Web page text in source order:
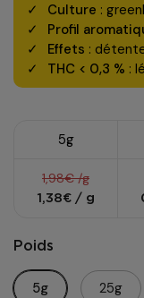
Culture :
Profil
Effets :
THC < 0,3 % :
5g
1,98€ /g
1,38€ / g
Poids
5g 25g